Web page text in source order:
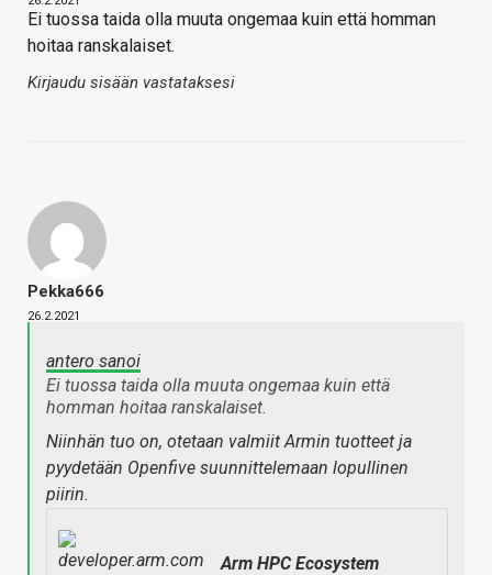
Ei tuossa taida olla muuta ongemaa kuin että homman
hoitaa ranskalaiset.
Kirjaudu sisään vastataksesi
Pekka666
26.2.2021
antero sanoi
Ei tuossa taida olla muuta ongemaa kuin että
homman hoitaa ranskalaiset.
Niinhän tuo on, otetaan valmiit Armin tuotteet ja
pyydetään Openfive suunnittelemaan lopullinen
piirin.
Arm HPC Ecosystem